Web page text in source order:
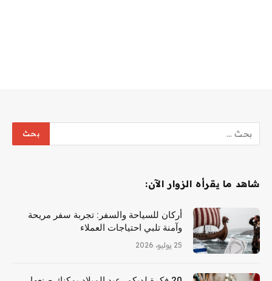
شاهد ما يقرأه الزوار الآن:
أركان للسياحة والسفر: تجربة سفر مريحة
وآمنة تلبي احتياجات العملاء
25 يوليو، 2026